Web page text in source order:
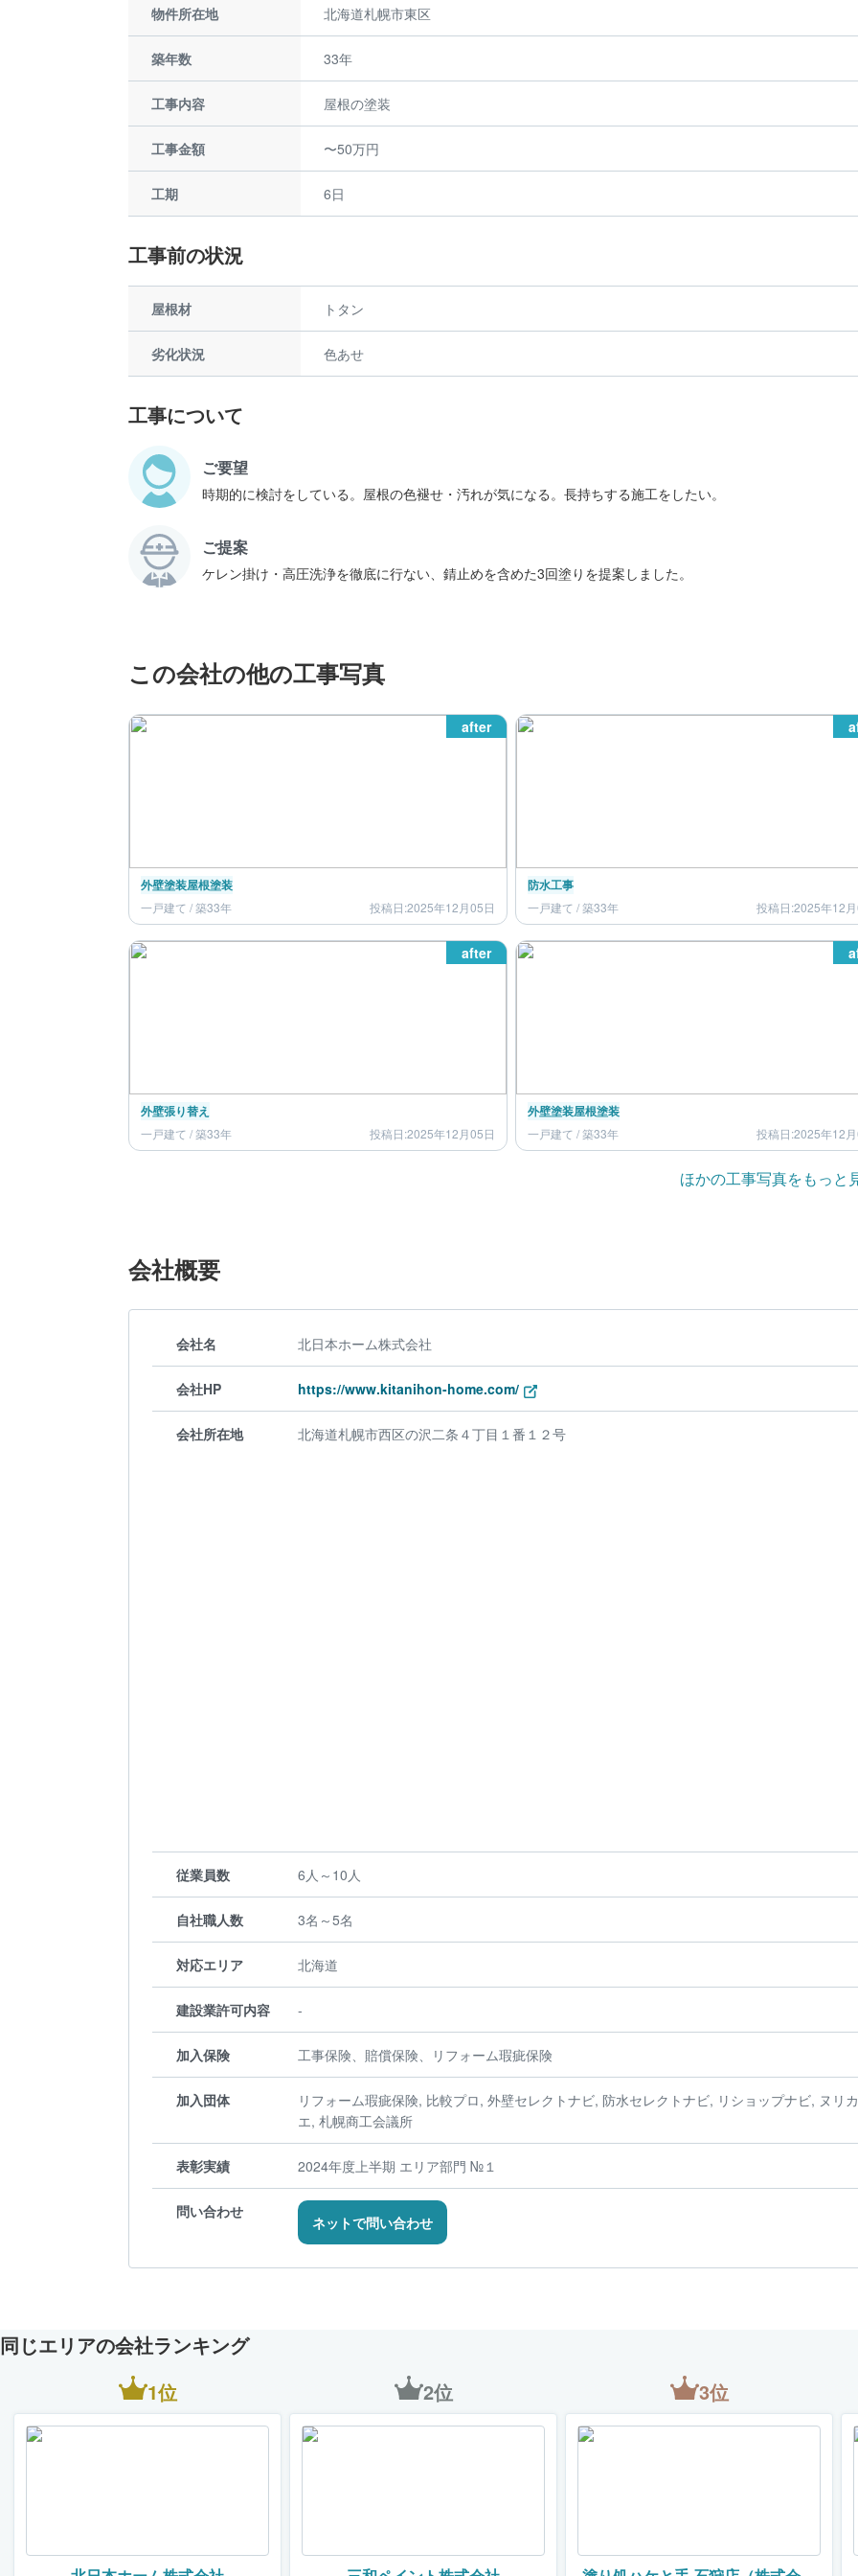
物件所在地 北海道札幌市東区
築年数 33年
工事内容 屋根の塗装
工事金額 〜50万円
工期 6日
工事前の状況
屋根材 トタン
劣化状況 色あせ
工事について
ご要望
時期的に検討をしている。屋根の色褪せ・汚れが気になる。長持ちする施工をしたい。
ご提案
ケレン掛け・高圧洗浄を徹底に行ない、錆止めを含めた3回塗りを提案しました。
この会社の他の工事写真
after
外壁塗装屋根塗装
一戸建て / 築33年 投稿日:2025年12月05日
防水工事
一戸建て / 築33年 投稿日:2025年12
after
外壁張り替え
一戸建て / 築33年 投稿日:2025年12月05日
外壁塗装屋根塗装
一戸建て / 築33年 投稿日:2025年12
ほかの工事写真をもっと
会社概要
会社名 北日本ホーム株式会社
会社HP https://www.kitanihon-home.com/
会社所在地 北海道札幌市西区の沢二条４丁目１番１２号
従業員数 6人～10人
自社職人数 3名～5名
対応エリア 北海道
建設業許可内容 -
加入保険 工事保険、賠償保険、リフォーム瑕疵保険
加入団体
リフォーム瑕疵保険, 比較プロ, 外壁セレクトナビ, 防水セレクトナビ, リショップナビ, ヌリ
エ, 札幌商工会議所
表彰実績 2024年度上半期 エリア部門 №１
問い合わせ
ネットで問い合わせ
同じエリアの会社ランキング
1位
2位 3位